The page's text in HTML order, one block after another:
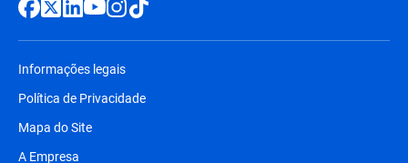
Informações legais
Política de Privacidade
Mapa do Site
A Empresa